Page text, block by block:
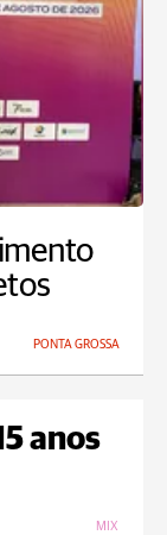
PONTA GROSSA
anos
MIX